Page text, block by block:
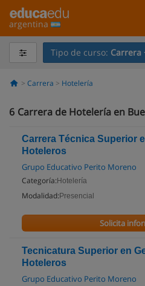
argentina
Tipo de curso: Carrera
Carrera Hotelería
6 Carrera de Hotelería en
Carrera Técnica Superior
Hoteleros
Grupo Educativo Perito Moreno
Categoría: Hotelería
Modalidad: Presencial
Solicita
Tecnicatura Superior en
Hoteleros
Grupo Educativo Perito Moreno